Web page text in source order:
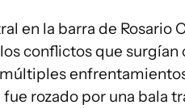
en la barra de Rosario
conflictos que surgían
rozado por una bala